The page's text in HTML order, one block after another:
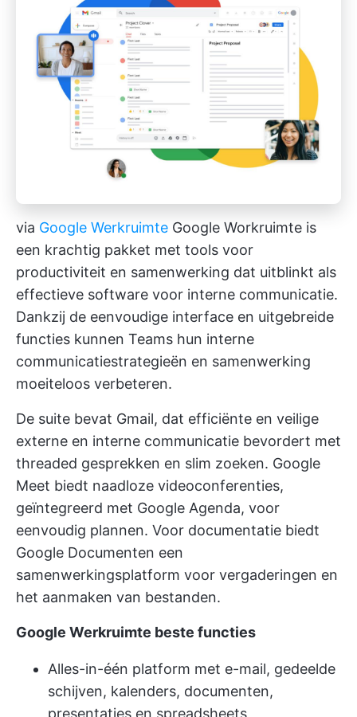
via Google Werkruimte Google Workruimte is
een krachtig pakket met tools voor
productiviteit en samenwerking dat uitblinkt als
effectieve software voor interne communicatie.
Dankzij de eenvoudige interface en uitgebreide
functies kunnen Teams hun interne
communicatiestrategieën en samenwerking
moeiteloos verbeteren.
De suite bevat Gmail, dat efficiënte en veilige
externe en interne communicatie bevordert met
threaded gesprekken en slim zoeken. Google
Meet biedt naadloze videoconferenties,
geïntegreerd met Google Agenda, voor
eenvoudig plannen. Voor documentatie biedt
Google Documenten een
samenwerkingsplatform voor vergaderingen en
het aanmaken van bestanden.
Google Werkruimte beste functies
Alles-in-één platform met e-mail, gedeelde
schijven, kalenders, documenten,
presentaties en spreadsheets